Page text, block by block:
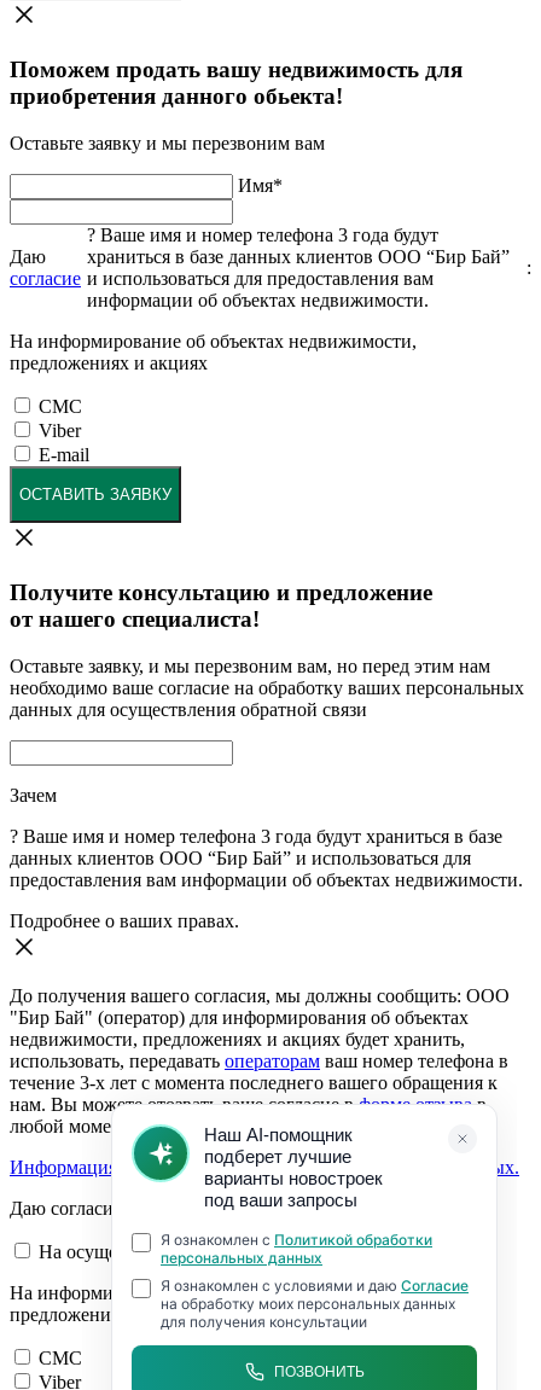
Поможем продать вашу недвижимость для
приобретения данного обьекта!
Оставьте заявку и мы перезвоним вам
Имя*
Даю
согласие
? Ваше имя и номер телефона 3 года будут
храниться в базе данных клиентов ООО “Бир Бай”
и использоваться для предоставления вам
информации об объектах недвижимости.
:
На информирование об объектах недвижимости,
предложениях и акциях
СМС
Viber
E-mail
ОСТАВИТЬ ЗАЯВКУ
Получите консультацию и предложение
от нашего специалиста!
Оставьте заявку, и мы перезвоним вам, но перед этим нам
необходимо ваше согласие на обработку ваших персональных
данных для осуществления обратной связи
Зачем
? Ваше имя и номер телефона 3 года будут храниться в базе
данных клиентов ООО “Бир Бай” и использоваться для
предоставления вам информации об объектах недвижимости.
Подробнее о ваших правах.
До получения вашего согласия, мы должны сообщить: ООО
"Бир Бай" (оператор) для информирования об объектах
недвижимости, предложениях и акциях будет хранить,
использовать, передавать операторам ваш номер телефона в
течение 3-х лет с момента последнего вашего обращения к
нам. Вы можете отозвать ваше согласие вформе отзывав
любой момент.
Информация о согласии на обработку персональных данных.
Даю согласие:
На осуществление обратной связи
На информирование об объектах недвижимости,
предложениях и акциях
СМС
Viber